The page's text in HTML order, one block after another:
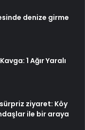
denize girme
1 Ağır Yaralı
ziyaret: Köy
ile bir araya